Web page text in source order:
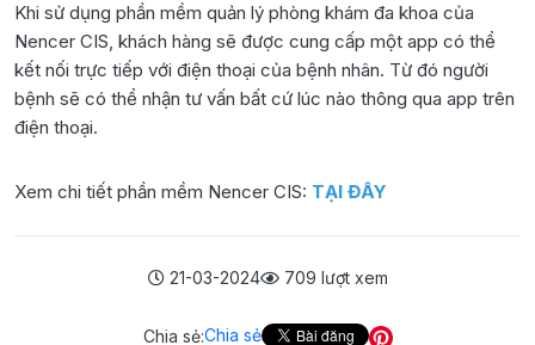
Khi sử dụng phần mềm quản lý phòng khám đa khoa của
Nencer CIS, khách hàng sẽ được cung cấp một app có thể
kết nối trực tiếp với điện thoại của bệnh nhân. Từ đó người
bệnh sẽ có thể nhận tư vấn bất cứ lúc nào thông qua app trên
điện thoại.
Xem chi tiết phần mềm Nencer CIS: TẠI ĐÂY
21-03-2024 709 lượt xem
Chia sẻ:Chia sẻ